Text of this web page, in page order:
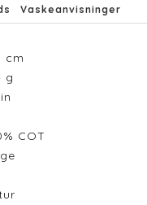
Vaskeanvisninger
cm
g
COT